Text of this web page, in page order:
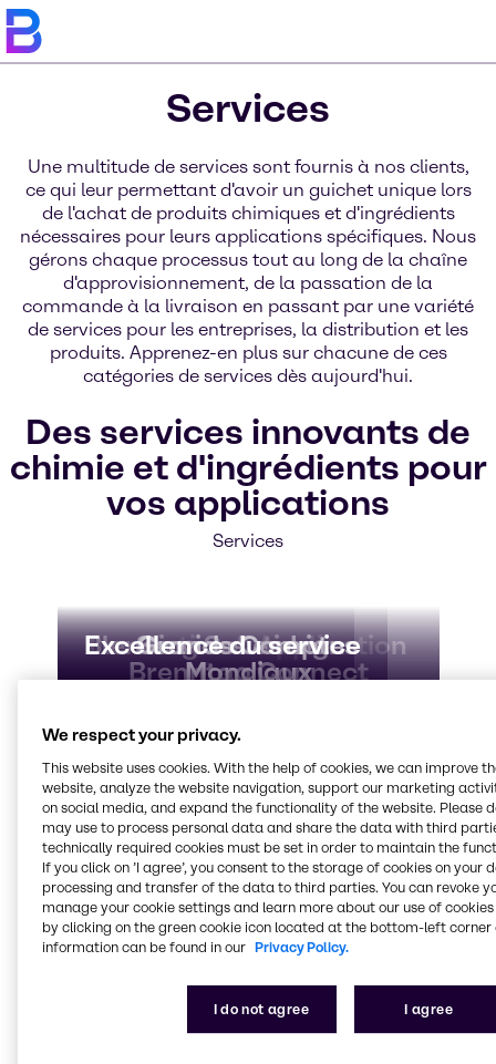
Services
Une multitude de services sont fournis à nos clients,
ce qui leur permettant d'avoir un guichet unique lors
de l'achat de produits chimiques et d'ingrédients
nécessaires pour leurs applications spécifiques. Nous
gérons chaque processus tout au long de la chaîne
d'approvisionnement, de la passation de la
commande à la livraison en passant par une variété
de services pour les entreprises, la distribution et les
produits. Apprenez-en plus sur chacune de ces
catégories de services dès aujourd'hui.
Des services innovants de
chimie et d'ingrédients pour
vos applications
Services
Innovation & Application
Centers
Blending Solutions
Services en Ligne
Brenntag Connect
Grands Comptes
Mondiaux
Excellence du service
Contactez-nous pour
des solutions
individuelles
Vous avez une demande particulière ? Nous
sommes heureux de vous aider à créer des
produits gagnants pour vos marchés cibles.
Prenez contact avec notre expert du secteur
pour discuter de ce que Brenntag peut faire
pour votre entreprise.
We respect your privacy.
This website uses cookies. With the help of cookies, we can improve
website, analyze the website navigation, support our marketing
on social media, and expand the functionality of the website. Please
may use to process personal data and share the data with third
technically required cookies must be set in order to maintain the
If you click on ’I agree’, you consent to the storage of cookies on your
processing and transfer of the data to third parties. You can revoke
manage your cookie settings and learn more about our use of cookies
by clicking on the green cookie icon located at the bottom-left corner
information can be found in our Privacy Policy.
I do not agree I agree